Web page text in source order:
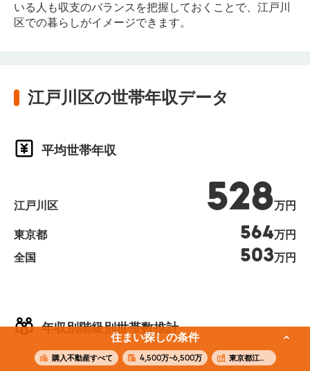
住まい探しの条件
購入不動産すべて 4,500万~6,500万 東京都江戸川区
いる人も収支のバランスを把握しておくことで、江戸川
区での暮らしがイメージできます。
江戸川区の世帯年収データ
年収別階級別世帯数推計
平均世帯年収
江戸川区 528万円
東京都 564万円
全国
503万円